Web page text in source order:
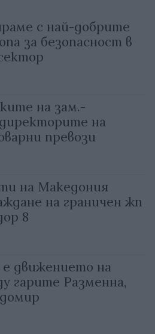
с най-добрите
за безопасност в
на зам.-
на
превози
на Македония
на граничен жп
8
движението на
гарите Разменна,